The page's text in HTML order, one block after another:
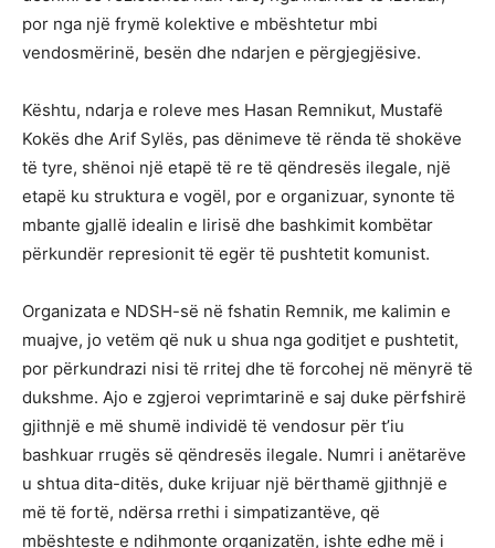
por nga një frymë kolektive e mbështetur mbi
vendosmërinë, besën dhe ndarjen e përgjegjësive.
Kështu, ndarja e roleve mes Hasan Remnikut, Mustafë
Kokës dhe Arif Sylës, pas dënimeve të rënda të shokëve
të tyre, shënoi një etapë të re të qëndresës ilegale, një
etapë ku struktura e vogël, por e organizuar, synonte të
mbante gjallë idealin e lirisë dhe bashkimit kombëtar
përkundër represionit të egër të pushtetit komunist.
Organizata e NDSH-së në fshatin Remnik, me kalimin e
muajve, jo vetëm që nuk u shua nga goditjet e pushtetit,
por përkundrazi nisi të rritej dhe të forcohej në mënyrë të
dukshme. Ajo e zgjeroi veprimtarinë e saj duke përfshirë
gjithnjë e më shumë individë të vendosur për t’iu
bashkuar rrugës së qëndresës ilegale. Numri i anëtarëve
u shtua dita-ditës, duke krijuar një bërthamë gjithnjë e
më të fortë, ndërsa rrethi i simpatizantëve, që
mbështeste e ndihmonte organizatën, ishte edhe më i